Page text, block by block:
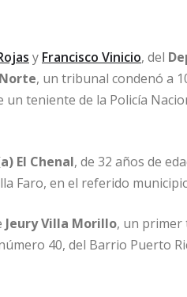
y Francisco Vinicio, del
, un tribunal condenó a
un teniente de la Policía
El Chenal, de 32 años de
Faro, en el referido
Jeury Villa Morillo, un primer
40, del Barrio Puerto